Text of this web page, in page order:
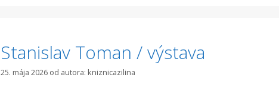
Stanislav Toman / výstava
25. mája 2026 od autora: kniznicazilina